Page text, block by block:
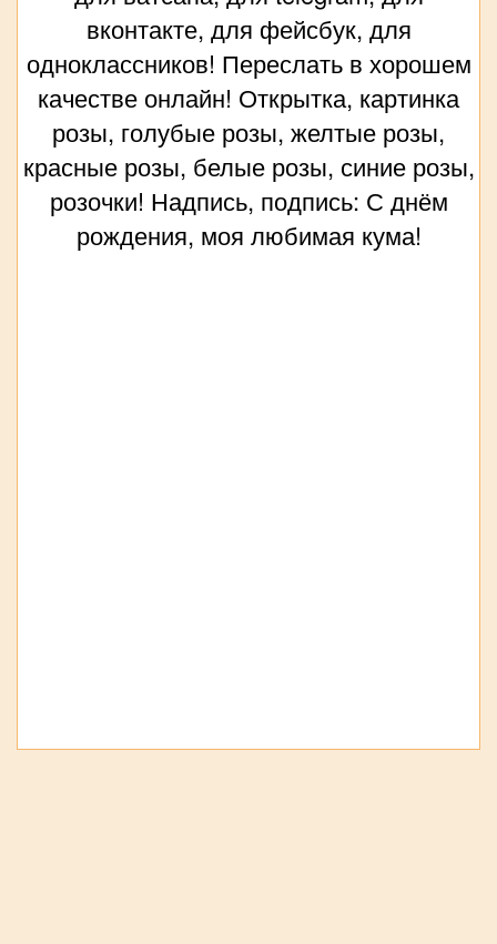
вконтакте, для фейсбук, для
одноклассников! Переслать в хорошем
качестве онлайн! Открытка, картинка
розы, голубые розы, желтые розы,
красные розы, белые розы, синие розы,
розочки! Надпись, подпись: С днём
рождения, моя любимая кума!